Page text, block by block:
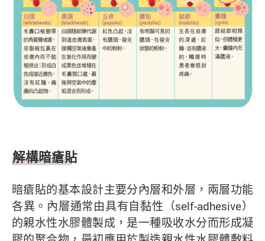
解構暗瘡貼
暗瘡貼的基本設計主要分內層和外層，兩層功能
各異。內層通常由具有自黏性（self-adhesive）
的親水性水膠體製成，是一種吸收水分而形成凝